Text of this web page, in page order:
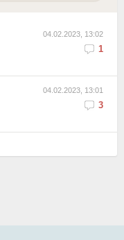
04.02.2023, 13:02
1
04.02.2023, 13:01
3